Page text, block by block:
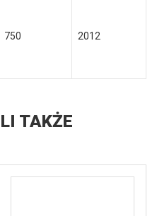
750 2012
TAKŻE